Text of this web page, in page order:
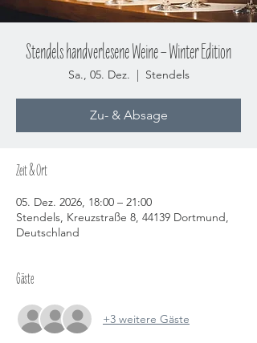
Stendels handverlesene Weine – Winter Edition
Sa., 05. Dez.
  |
Stendels
Zu- & Absage
Zeit & Ort
05. Dez. 2026, 18:00 – 21:00
Stendels, Kreuzstraße 8, 44139 Dortmund,
Deutschland
Gäste
+3 weitere Gäste